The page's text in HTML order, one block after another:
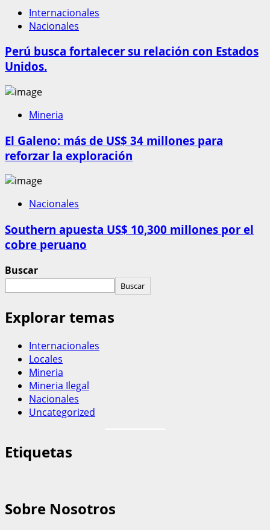
Internacionales
Nacionales
Perú busca fortalecer su relación con Estados
Unidos.
Mineria
El Galeno: más de US$ 34 millones para
reforzar la exploración
Nacionales
Southern apuesta US$ 10,300 millones por el
cobre peruano
Buscar
Buscar
Explorar temas
Internacionales
Locales
Mineria
Mineria Ilegal
Nacionales
Uncategorized
Etiquetas
Sobre Nosotros